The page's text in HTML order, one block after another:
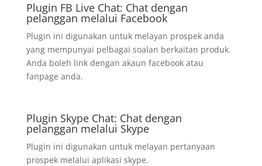
Plugin FB Live Chat: Chat dengan
pelanggan melalui Facebook
Plugin ini digunakan untuk melayan prospek anda
yang mempunyai pelbagai soalan berkaitan produk.
Anda boleh link dengan akaun facebook atau
fanpage anda.
Plugin Skype Chat: Chat dengan
pelanggan melalui Skype
Plugin ini digunakan untuk melayan pertanyaan
prospek melalui aplikasi skype.